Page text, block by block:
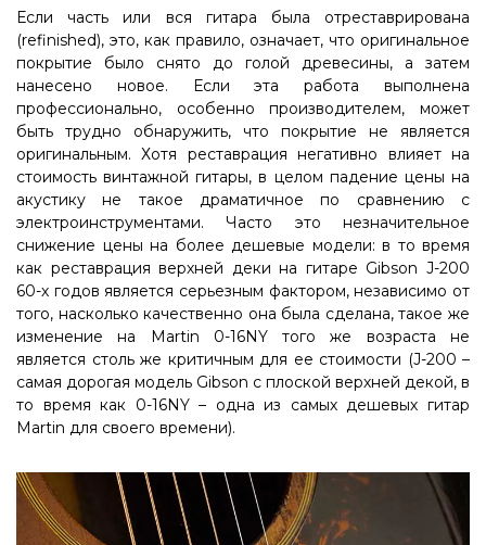
Если часть или вся гитара была отреставрирована
(refinished), это, как правило, означает, что оригинальное
покрытие было снято до голой древесины, а затем
нанесено новое. Если эта работа выполнена
профессионально, особенно производителем, может
быть трудно обнаружить, что покрытие не является
оригинальным. Хотя реставрация негативно влияет на
стоимость винтажной гитары, в целом падение цены на
акустику не такое драматичное по сравнению с
электроинструментами. Часто это незначительное
снижение цены на более дешевые модели: в то время
как реставрация верхней деки на гитаре Gibson J-200
60-х годов является серьезным фактором, независимо от
того, насколько качественно она была сделана, такое же
изменение на Martin 0-16NY того же возраста не
является столь же критичным для ее стоимости (J-200 –
самая дорогая модель Gibson с плоской верхней декой, в
то время как 0-16NY – одна из самых дешевых гитар
Martin для своего времени).